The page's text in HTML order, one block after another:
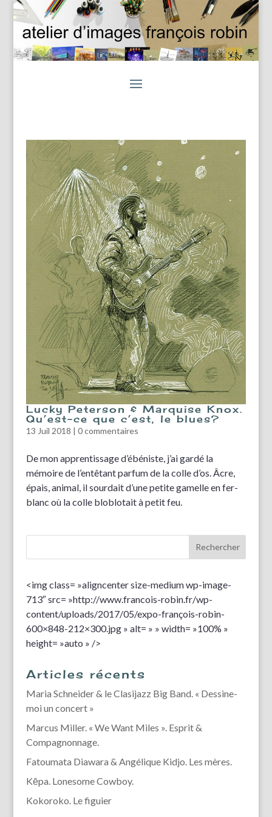
Lucky Peterson & Marquise Knox.
Qu’est-ce que c’est, le blues?
13 Juil 2018 | 0 commentaires
De mon apprentissage d’ébéniste, j’ai gardé la
mémoire de l’entêtant parfum de la colle d’os. Âcre,
épais, animal, il sourdait d’une petite gamelle en fer-
blanc où la colle bloblotait à petit feu.
<img class= »aligncenter size-medium wp-image-
713″ src= »http://www.francois-robin.fr/wp-
content/uploads/2017/05/expo-françois-robin-
600×848-212×300.jpg » alt= » » width= »100% »
height= »auto » />
Articles récents
Maria Schneider & le Clasijazz Big Band. « Dessine-
moi un concert »
Marcus Miller. « We Want Miles ». Esprit &
Compagnonnage.
Fatoumata Diawara & Angélique Kidjo. Les mères.
Kēpa. Lonesome Cowboy.
Kokoroko. Le figuier